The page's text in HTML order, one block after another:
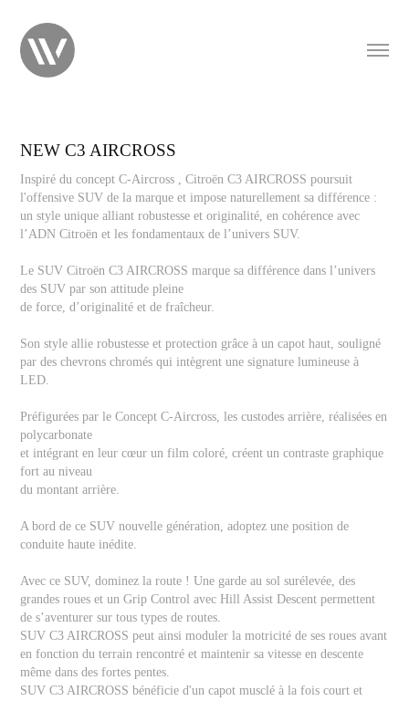
NEW C3 AIRCROSS
Inspiré du concept C-Aircross , Citroën C3 AIRCROSS poursuit
l'offensive SUV de la marque et impose naturellement sa différence :
un style unique alliant robustesse et originalité, en cohérence avec
l’ADN Citroën et les fondamentaux de l’univers SUV.
Le SUV Citroën C3 AIRCROSS marque sa différence dans l’univers
des SUV par son attitude pleine
de force, d’originalité et de fraîcheur.
Son style allie robustesse et protection grâce à un capot haut, souligné
par des chevrons chromés qui intègrent une signature lumineuse à
LED.
Préfigurées par le Concept C-Aircross, les custodes arrière, réalisées en
polycarbonate
et intégrant en leur cœur un film coloré, créent un contraste graphique
fort au niveau
du montant arrière.
A bord de ce SUV nouvelle génération, adoptez une position de
conduite haute inédite.
Avec ce SUV, dominez la route ! Une garde au sol surélevée, des
grandes roues et un Grip Control avec Hill Assist Descent permettent
de s’aventurer sur tous types de routes.
SUV C3 AIRCROSS peut ainsi moduler la motricité de ses roues avant
en fonction du terrain rencontré et maintenir sa vitesse en descente
même dans des fortes pentes.
SUV C3 AIRCROSS bénéficie d'un capot musclé à la fois court et